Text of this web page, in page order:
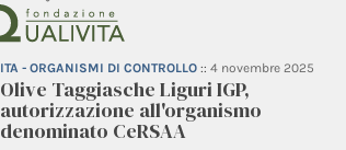
ITA - ORGANISMI DI CONTROLLO :: 4 novembre 2025
Olive Taggiasche Liguri IGP,
autorizzazione all'organismo
denominato CeRSAA